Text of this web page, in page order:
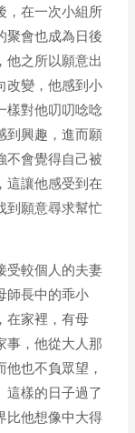
，在一次小組所
聚會也成為日後
他之所以願意出
改變，他感到小
樣對他叨叨唸唸
到興趣，進而願
不會覺得自己被
這讓他感受到在
到願意尋求幫忙
受較個人的夫妻
師長中的乖小
在家裡，有母
事，他從大人那
也不負眾望，
這樣的日子過了
比他想像中大得